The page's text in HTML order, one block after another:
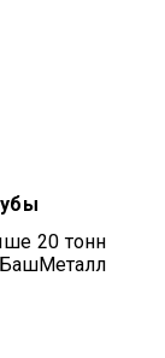
20 тонн